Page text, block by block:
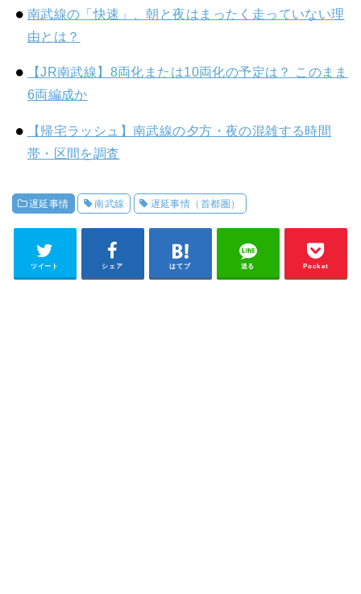
南武線の「快速」、朝と夜はまったく走っていない理
由とは？
【JR南武線】8両化または10両化の予定は？ このまま
6両編成か
【帰宅ラッシュ】南武線の夕方・夜の混雑する時間
帯・区間を調査
遅延事情 南武線 遅延事情（首都圏）
ツイート シェア はてブ 送る Pocket